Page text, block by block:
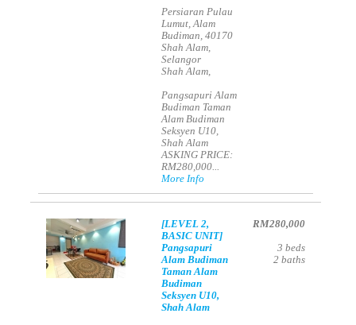
Persiaran Pulau
Lumut, Alam
Budiman, 40170
Shah Alam,
Selangor
Shah Alam,
Pangsapuri Alam
Budiman Taman
Alam Budiman
Seksyen U10,
Shah Alam
ASKING PRICE:
RM280,000...
More Info
[LEVEL 2,
BASIC UNIT]
Pangsapuri
Alam Budiman
Taman Alam
Budiman
Seksyen U10,
Shah Alam
RM280,000
3 beds
2 baths